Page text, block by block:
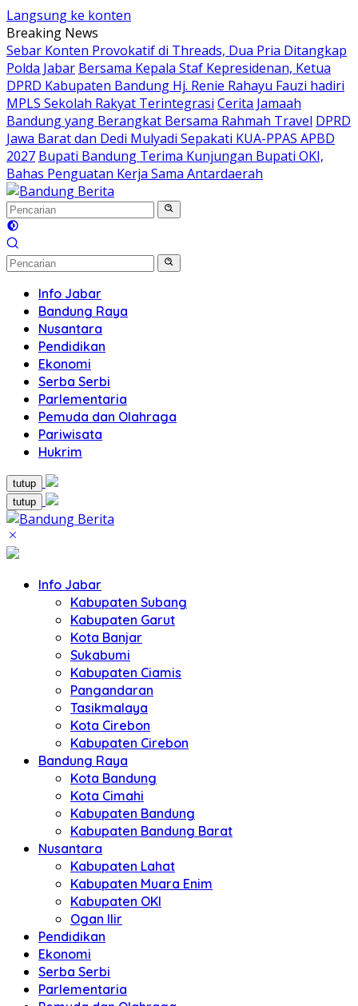
Langsung ke konten
Breaking News
Sebar Konten Provokatif di Threads, Dua Pria Ditangkap
Polda Jabar Bersama Kepala Staf Kepresidenan, Ketua
DPRD Kabupaten Bandung Hj. Renie Rahayu Fauzi hadiri
MPLS Sekolah Rakyat Terintegrasi Cerita Jamaah
Bandung yang Berangkat Bersama Rahmah Travel DPRD
Jawa Barat dan Dedi Mulyadi Sepakati KUA-PPAS APBD
2027 Bupati Bandung Terima Kunjungan Bupati OKI,
Bahas Penguatan Kerja Sama Antardaerah
Info Jabar
Bandung Raya
Nusantara
Pendidikan
Ekonomi
Serba Serbi
Parlementaria
Pemuda dan Olahraga
Pariwisata
Hukrim
tutup
tutup
Info Jabar
Kabupaten Subang
Kabupaten Garut
Kota Banjar
Sukabumi
Kabupaten Ciamis
Pangandaran
Tasikmalaya
Kota Cirebon
Kabupaten Cirebon
Bandung Raya
Kota Bandung
Kota Cimahi
Kabupaten Bandung
Kabupaten Bandung Barat
Nusantara
Kabupaten Lahat
Kabupaten Muara Enim
Kabupaten OKI
Ogan Ilir
Pendidikan
Ekonomi
Serba Serbi
Parlementaria